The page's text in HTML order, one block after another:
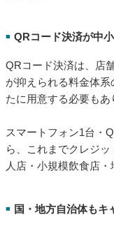
■ QRコード決済が中
QRコード決済は、店
が抑えられる料金体
たに用意する必要もあ
スマートフォン1台・
ら、これまでクレジ
人店・小規模飲食店・
■ 国・地方自治体もキ